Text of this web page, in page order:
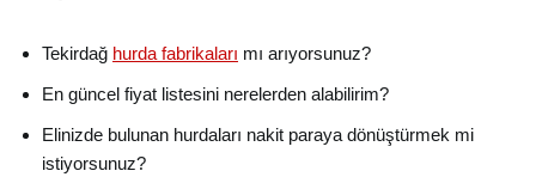
Tekirdağ hurda fabrikaları mı arıyorsunuz?
En güncel fiyat listesini nerelerden alabilirim?
Elinizde bulunan hurdaları nakit paraya dönüştürmek mi
istiyorsunuz?